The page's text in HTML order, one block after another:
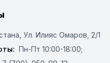
​Ул. Илияс Омаров, 2/1
Пн-Пт 10:00-18:00;